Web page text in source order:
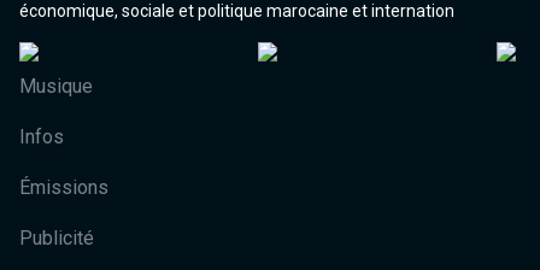
économique, sociale et politique marocaine et internation
Musique
Infos
Émissions
Publicité